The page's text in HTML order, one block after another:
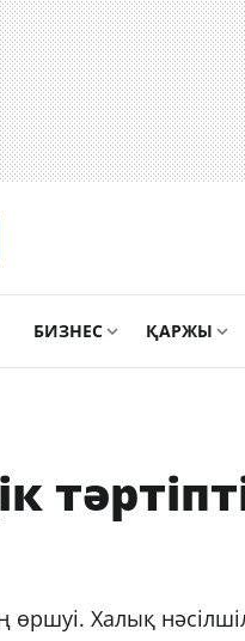
БИЗНЕС ҚАРЖЫ
Халық